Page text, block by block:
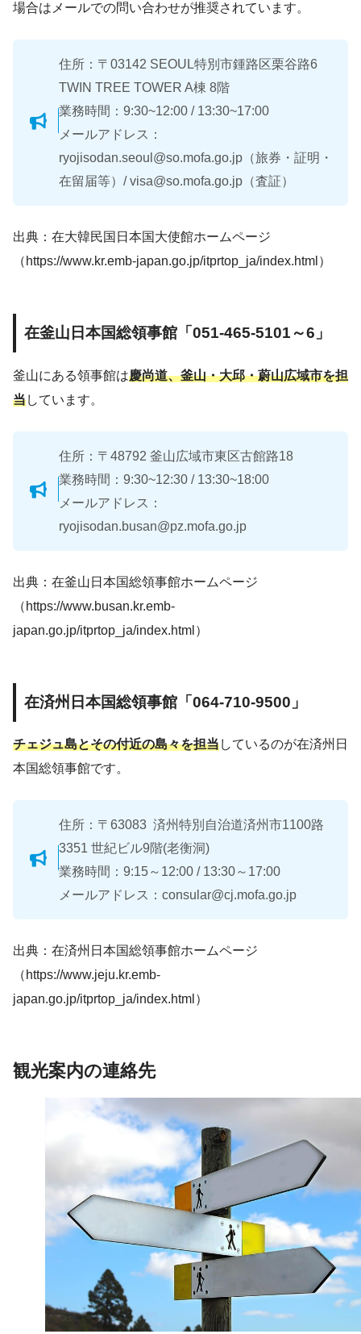
場合はメールでの問い合わせが推奨されています。
住所：〒03142 SEOUL特別市鍾路区栗谷路6
TWIN TREE TOWER A棟 8階
業務時間：9:30~12:00 / 13:30~17:00
メールアドレス：
ryojisodan.seoul@so.mofa.go.jp（旅券・証明・
在留届等）/ visa@so.mofa.go.jp（査証）
出典：在大韓民国日本国大使館ホームページ
（https://www.kr.emb-japan.go.jp/itprtop_ja/index.html）
在釜山日本国総領事館「051-465-5101～6」
釜山にある領事館は慶尚道、釜山・大邱・蔚山広域市を担
当しています。
住所：〒48792 釜山広域市東区古館路18
業務時間：9:30~12:30 / 13:30~18:00
メールアドレス：
ryojisodan.busan@pz.mofa.go.jp
出典：在釜山日本国総領事館ホームページ
（https://www.busan.kr.emb-
japan.go.jp/itprtop_ja/index.html）
在済州日本国総領事館「064-710-9500」
チェジュ島とその付近の島々を担当しているのが在済州日
本国総領事館です。
住所：〒63083 済州特別自治道済州市1100路
3351 世紀ビル9階(老衡洞)
業務時間：9:15～12:00 / 13:30～17:00
メールアドレス：consular@cj.mofa.go.jp
出典：在済州日本国総領事館ホームページ
（https://www.jeju.kr.emb-
japan.go.jp/itprtop_ja/index.html）
観光案内の連絡先